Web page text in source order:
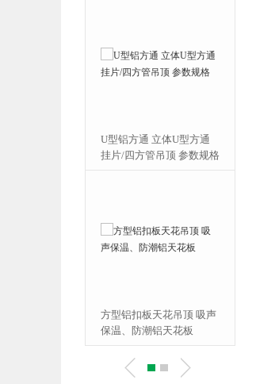
U型铝方通 立体U型方通
挂片/四方管吊顶 参数规格
方型铝扣板天花吊顶 吸声
保温、防潮铝天花板